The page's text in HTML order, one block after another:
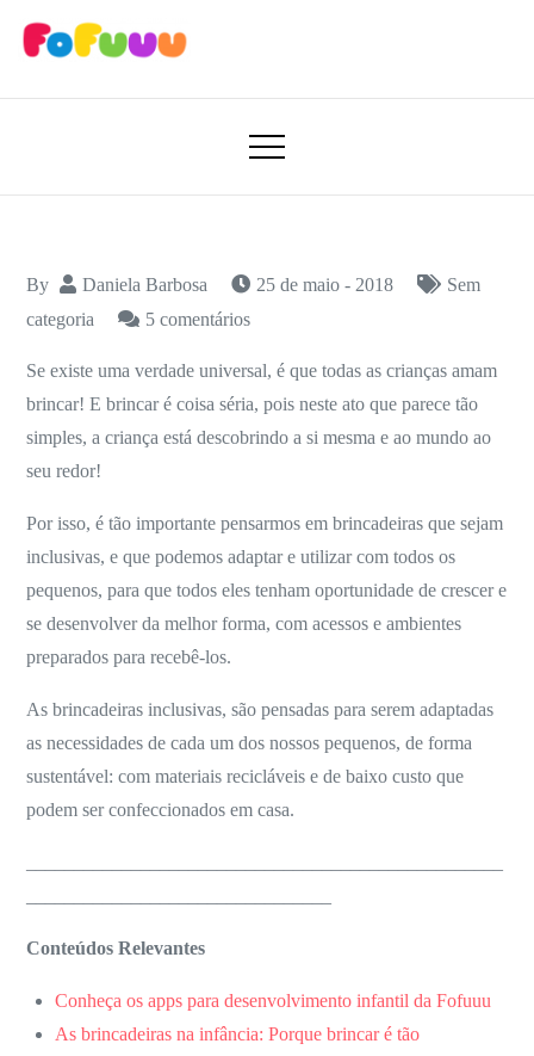
Fofuuu 🧠🚀
Aprender Brincando
By Daniela Barbosa 25 de maio - 2018
Sem
categoria
5 comentários
Brincadeiras
inclusivas
em
casa
com
as
Se existe uma verdade universal, é que todas as crianças amam
brincar! E brincar é coisa séria, pois neste ato que parece tão
simples, a criança está descobrindo a si mesma e ao mundo ao
seu redor!
Por isso, é tão importante pensarmos em brincadeiras que sejam
inclusivas, e que podemos adaptar e utilizar com todos os
pequenos, para que todos eles tenham oportunidade de crescer e
se desenvolver da melhor forma, com acessos e ambientes
preparados para recebê-los.
As brincadeiras inclusivas, são pensadas para serem adaptadas
as necessidades de cada um dos nossos pequenos, de forma
sustentável: com materiais recicláveis e de baixo custo que
podem ser confeccionados em casa.
Conteúdos Relevantes
Conheça os apps para desenvolvimento infantil da Fofuuu
As brincadeiras na infância: Porque brincar é tão